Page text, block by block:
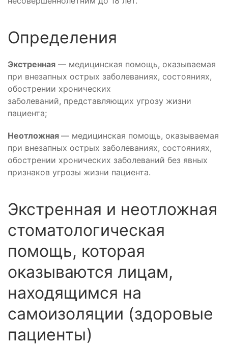
Определения
Экстренная — медицинская помощь, оказываемая
при внезапных острых заболеваниях, состояниях,
обострении хронических
заболеваний, представляющих угрозу жизни
пациента;
Неотложная — медицинская помощь, оказываемая
при внезапных острых заболеваниях, состояниях,
обострении хронических заболеваний без явных
признаков угрозы жизни пациента.
Экстренная и неотложная
стоматологическая
помощь, которая
оказываются лицам,
находящимся на
самоизоляции (здоровые
пациенты)